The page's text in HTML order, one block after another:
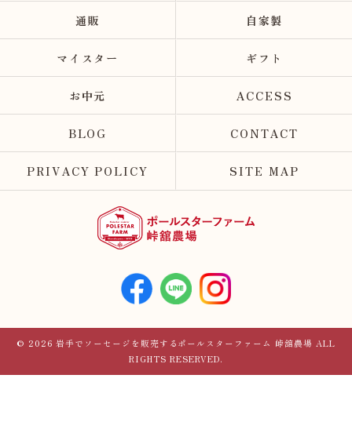
通販 自家製
マイスター ギフト
お中元 ACCESS
BLOG CONTACT
PRIVACY POLICY SITE MAP
© 2026 岩手でソーセージを販売するポールスターファーム 峠舘農場 ALL
RIGHTS RESERVED.